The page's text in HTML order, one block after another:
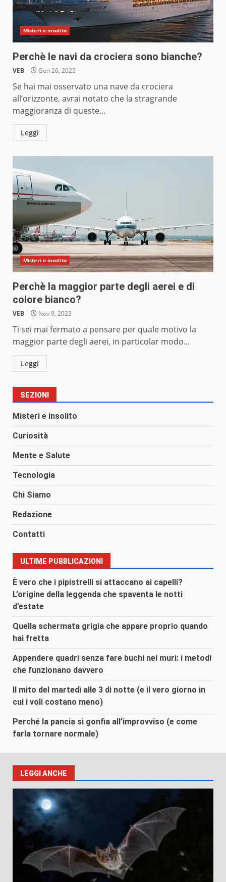
Misteri e insolito
Perchè le navi da crociera sono bianche?
VEB Gen 26, 2025
Se hai mai osservato una nave da crociera
all’orizzonte, avrai notato che la stragrande
maggioranza di queste...
Leggi
Misteri e insolito
Perchè la maggior parte degli aerei e di
colore bianco?
VEB Nov 9, 2023
Ti sei mai fermato a pensare per quale motivo la
maggior parte degli aerei, in particolar modo...
Leggi
SEZIONI
Misteri e insolito
Curiosità
Mente e Salute
Tecnologia
Chi Siamo
Redazione
Contatti
ULTIME PUBBLICAZIONI
È vero che i pipistrelli si attaccano ai capelli?
L’origine della leggenda che spaventa le notti
d’estate
Quella schermata grigia che appare proprio quando
hai fretta
Appendere quadri senza fare buchi nei muri: i metodi
che funzionano davvero
Il mito del martedì alle 3 di notte (e il vero giorno in
cui i voli costano meno)
Perché la pancia si gonfia all’improvviso (e come
farla tornare normale)
LEGGI ANCHE